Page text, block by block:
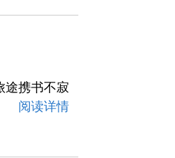
途携书不寂
阅读详情